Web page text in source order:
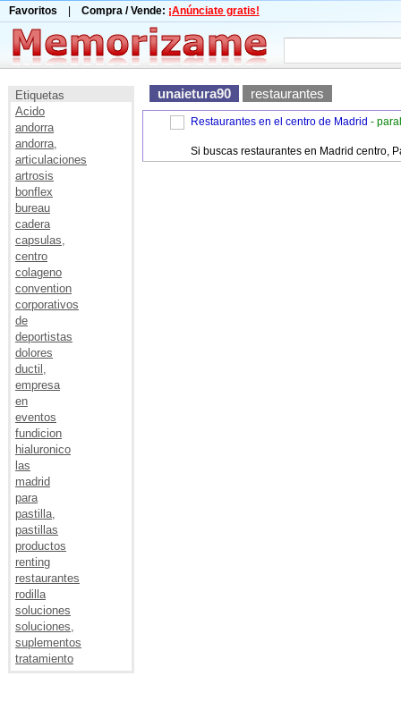
Favoritos Compra / Vende: ¡Anúnciate gratis!
Etiquetas
Acido
andorra
andorra,
articulaciones
artrosis
bonflex
bureau
cadera
capsulas,
centro
colageno
convention
corporativos
de
deportistas
dolores
ductil,
empresa
en
eventos
fundicion
hialuronico
las
madrid
para
pastilla,
pastillas
productos
renting
restaurantes
rodilla
soluciones
soluciones,
suplementos
tratamiento
unaietura90 restaurantes
Restaurantes en el centro de Madrid -
Si buscas restaurantes en Madrid centro,